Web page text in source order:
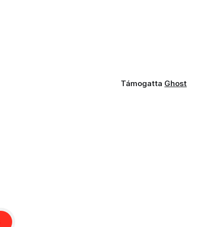
Támogatta Ghost